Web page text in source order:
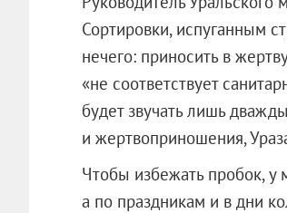
Сортировки, испуганным
нечего: приносить в
«не соответствует
будет звучать лишь
и жертвоприношения,
Чтобы избежать пробок,
а по праздникам и в дни